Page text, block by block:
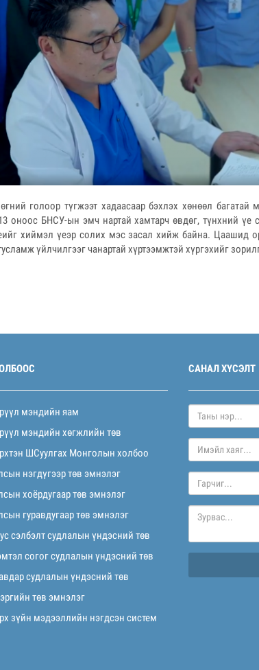
голоор түгжээт хадаасаар бэхлэх хөнөөл
оноос БНСУ-ын эмч нартай хамтарч өвдөг, түнхний
хиймэл үеэр солих мэс засал хийж байна. Цаашид
үйлчилгээг чанартай хүртээмжтэй хүргэхийг
мэндийн яам
мэндийн хөгжлийн төв
ШСуулгах Монголын холбоо
нэгдүгээр төв эмнэлэг
хоёрдугаар төв эмнэлэг
гуравдугаар төв эмнэлэг
сэлбэлт судлалын үндэсний төв
согог судлалын үндэсний төв
судлалын үндэсний төв
төв эмнэлэг
зүйн мэдээллийн нэгдсэн систем
САНАЛ ХҮСЭЛТ